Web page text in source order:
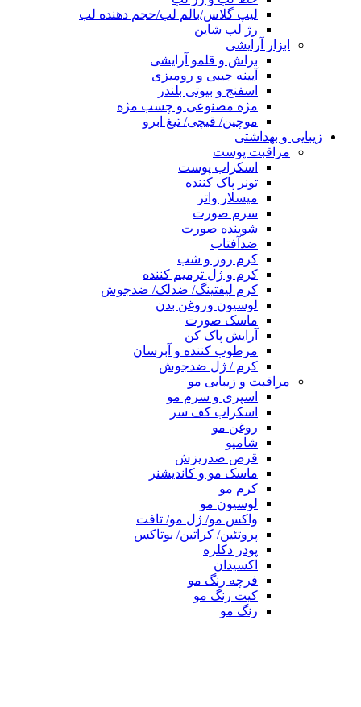
لیپ گلاس/بالم لب/حجم دهنده لب
رژ لب شاین
ابزار آرایشی
براش و قلمو آرایشی
آیینه جیبی و رومیزی
اسفنج و بیوتی بلندر
مژه مصنوعی و چسب مژه
موچین/ قیچی/ تیغ ابرو
زیبایی و بهداشتی
مراقبت پوست
اسکراب پوست
تونر پاک کننده
میسلار واتر
سرم صورت
شوینده صورت
ضدآفتاب
کرم روز و شب
کرم و ژل ترمیم کننده
کرم لیفتینگ/ ضدلک/ ضدجوش
لوسیون وروغن بدن
ماسک صورت
آرایش پاک کن
مرطوب کننده و آبرسان
کرم / ژل ضدجوش
مراقبت و زیبایی مو
اسپری و سرم مو
اسکراب کف سر
روغن مو
شامپو
قرص ضدریزش
ماسک مو و کاندیشنر
کرم مو
لوسیون مو
واکس مو/ ژل مو/ تافت
پروتئین/ کراتین/ بوتاکس
پودر دکلره
اکسیدان
فرچه رنگ مو
کیت رنگ مو
رنگ مو